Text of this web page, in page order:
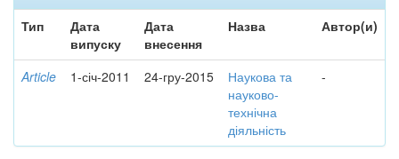
Тип
Дата
випуску
Дата
внесення
Назва Автор(и)
Article 1-січ-2011 24-гру-2015
Наукова та
науково-
технічна
діяльність
-